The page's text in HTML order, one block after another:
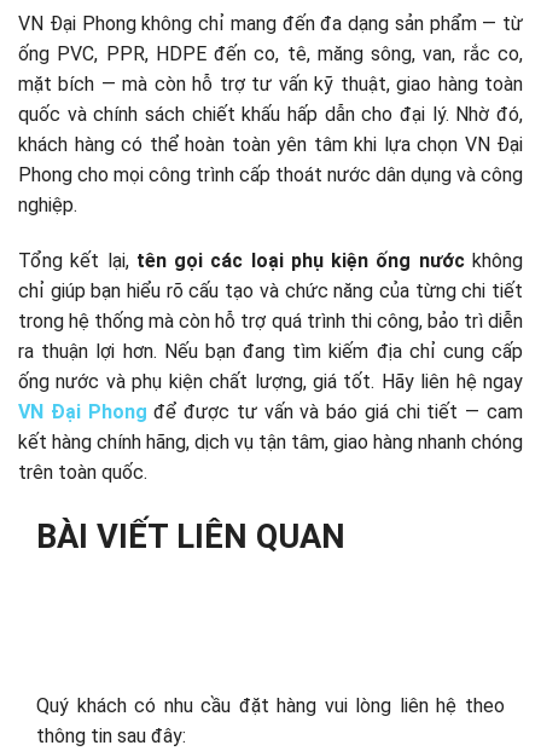
VN Đại Phong không chỉ mang đến đa dạng sản phẩm — từ
ống PVC, PPR, HDPE đến co, tê, măng sông, van, rắc co,
mặt bích — mà còn hỗ trợ tư vấn kỹ thuật, giao hàng toàn
quốc và chính sách chiết khấu hấp dẫn cho đại lý. Nhờ đó,
khách hàng có thể hoàn toàn yên tâm khi lựa chọn VN Đại
Phong cho mọi công trình cấp thoát nước dân dụng và công
nghiệp.
Tổng kết lại, tên gọi các loại phụ kiện ống nướckhông
chỉ giúp bạn hiểu rõ cấu tạo và chức năng của từng chi tiết
trong hệ thống mà còn hỗ trợ quá trình thi công, bảo trì diễn
ra thuận lợi hơn. Nếu bạn đang tìm kiếm địa chỉ cung cấp
ống nước và phụ kiện chất lượng, giá tốt. Hãy liên hệ ngay
VN Đại Phong để được tư vấn và báo giá chi tiết — cam
kết hàng chính hãng, dịch vụ tận tâm, giao hàng nhanh chóng
trên toàn quốc.
BÀI VIẾT LIÊN QUAN
Quý khách có nhu cầu đặt hàng vui lòng liên hệ theo
thông tin sau đây: